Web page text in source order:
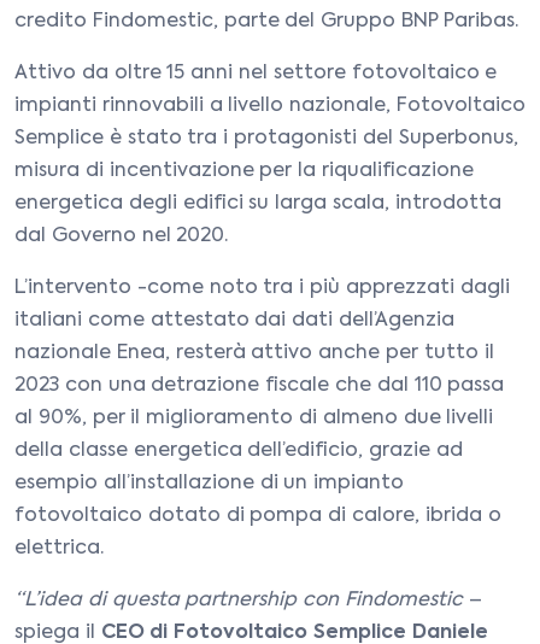
credito Findomestic, parte del Gruppo BNP Paribas.
Attivo da oltre 15 anni nel settore fotovoltaico e
impianti rinnovabili a livello nazionale, Fotovoltaico
Semplice è stato tra i protagonisti del Superbonus,
misura di incentivazione per la riqualificazione
energetica degli edifici su larga scala, introdotta
dal Governo nel 2020.
L’intervento -come noto tra i più apprezzati dagli
italiani come attestato dai dati dell’Agenzia
nazionale Enea, resterà attivo anche per tutto il
2023 con una detrazione fiscale che dal 110 passa
al 90%, per il miglioramento di almeno due livelli
della classe energetica dell’edificio, grazie ad
esempio all’installazione di un impianto
fotovoltaico dotato di pompa di calore, ibrida o
elettrica.
“L’idea di questa partnership con Findomestic–
spiega il CEO di Fotovoltaico Semplice Daniele